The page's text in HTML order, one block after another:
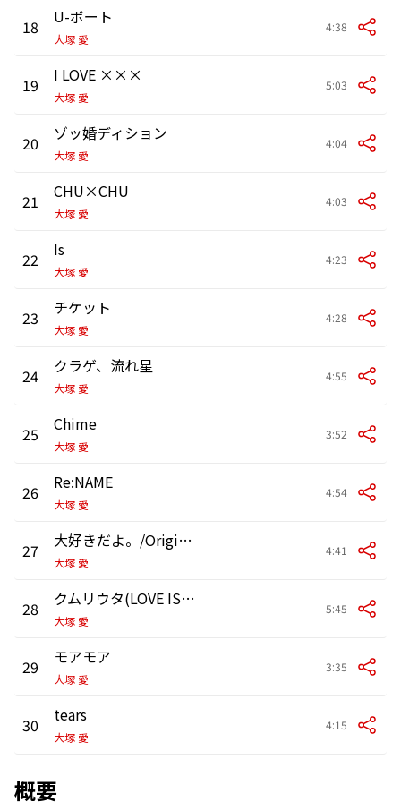
18 U-ボート
大塚 愛
4:38
19 I LOVE ×××
大塚 愛
5:03
20 ゾッ婚ディション
大塚 愛
4:04
21 CHU×CHU
大塚 愛
4:03
22 Is
大塚 愛
4:23
23 チケット
大塚 愛
4:28
24 クラゲ、流れ星
大塚 愛
4:55
25 Chime
大塚 愛
3:52
26 Re:NAME
大塚 愛
4:54
27 大好きだよ。/Original
大塚 愛
4:41
28 クムリウタ(LOVE IS BORN ～5th Anniversary 2008～ at 大阪城音楽堂 2008.09.10)
大塚 愛
5:45
29 モアモア
大塚 愛
3:35
30 tears
大塚 愛
4:15
概要